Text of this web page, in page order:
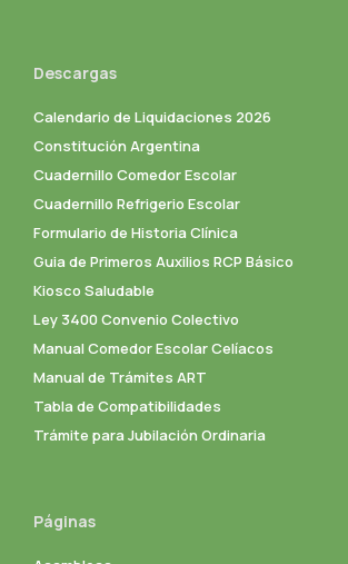
Descargas
Calendario de Liquidaciones 2026
Constitución Argentina
Cuadernillo Comedor Escolar
Cuadernillo Refrigerio Escolar
Formulario de Historia Clínica
Guia de Primeros Auxilios RCP Básico
Kiosco Saludable
Ley 3400 Convenio Colectivo
Manual Comedor Escolar Celíacos
Manual de Trámites ART
Tabla de Compatibilidades
Trámite para Jubilación Ordinaria
Páginas